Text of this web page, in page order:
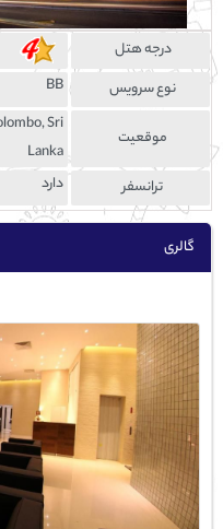
درجه هتل
نوع سرویس
BB
موقعيت
Sri
Lanka
ترانسفر
دارد
گالری